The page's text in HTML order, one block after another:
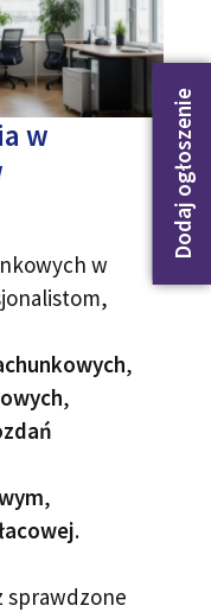
Dodaj ogłoszenie
w
w
,
,
,
.
sprawdzone